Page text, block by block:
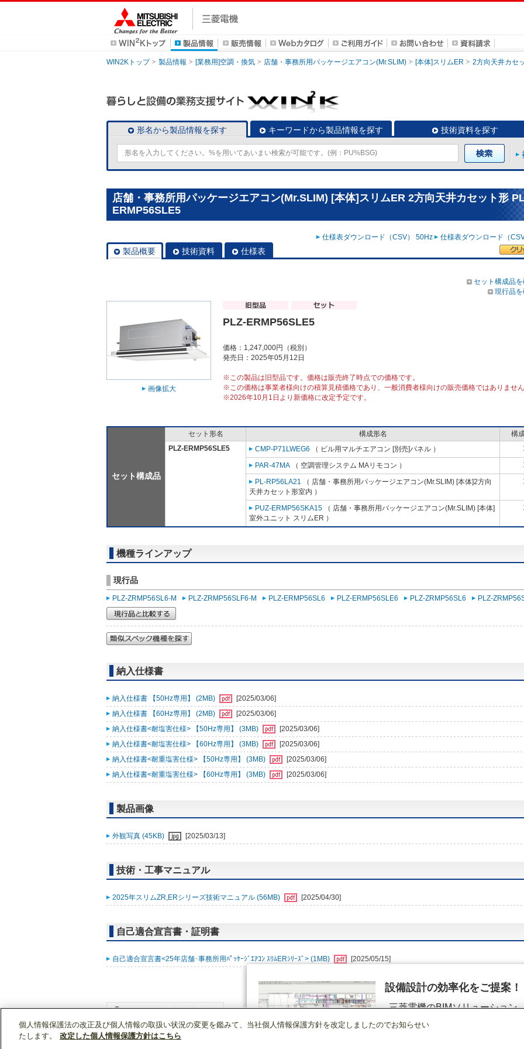
WIN2Kトップ 製品情報 [業務用]空調・換気 店舗・事務所用パッケージエアコン(Mr.SLIM) [本体]スリムER 2方向天井カセ
形名から製品情報を探す キーワードから製品情報を探す 技術資料を探す
店舗・事務所用パッケージエアコン(Mr.SLIM) [本体]スリムER 2方向天井カセット形
ERMP56SLE5
仕様表ダウンロード（CSV） 50Hz 仕様表ダウンロード（
製品概要 技術資料 仕様表
セット構成品
現行品
画像拡大
PLZ-ERMP56SLE5
価格：1,247,000円（税別）
発売日：2025年05月12日
※この製品は旧型品です。価格は販売終了時点での価格です。
※この価格は事業者様向けの積算見積価格であり、一般消費者様向けの販売価格ではありませ
※2026年10月1日より新価格に改定予定です。
セット構成品
セット形名 構成形名
構
PLZ-ERMP56SLE5
CMP-P71LWEG6 （ ビル用マルチエアコン [別売]パネル ）
PAR-47MA （ 空調管理システム MAリモコン ）
PL-RP56LA21 （ 店舗・事務所用パッケージエアコン(Mr.SLIM) [本体]2方向
天井カセット形室内 ）
PUZ-ERMP56SKA15 （ 店舗・事務所用パッケージエアコン(Mr.SLIM) [本体]
室外ユニット スリムER ）
機種ラインアップ
現行品
PLZ-ZRMP56SL6-M PLZ-ZRMP56SLF6-M PLZ-ERMP56SL6 PLZ-ERMP56SLE6 PLZ-ZRMP56SL6 PLZ-
納入仕様書
納入仕様書 【50Hz専用】 (2MB)
[2025/03/06]
納入仕様書 【60Hz専用】 (2MB)
[2025/03/06]
納入仕様書<耐塩害仕様> 【50Hz専用】 (3MB)
[2025/03/06]
納入仕様書<耐塩害仕様> 【60Hz専用】 (3MB)
[2025/03/06]
納入仕様書<耐重塩害仕様> 【50Hz専用】 (3MB)
[2025/03/06]
納入仕様書<耐重塩害仕様> 【60Hz専用】 (3MB)
[2025/03/06]
製品画像
外観写真 (45KB) [2025/03/13]
技術・工事マニュアル
2025年スリムZR,ERシリーズ技術マニュアル (56MB) [2025/04/30]
自己適合宣言書・証明書
自己適合宣言書<25年店舗･事務所用ﾊﾟｯｹｰｼﾞｴｱｺﾝ ｽﾘﾑERｼﾘｰｽﾞ> (1MB) [2025/05/15]
WIN2Kトップ 製品情報
設備設計の効率化をご提案！
三菱電機のBIMソリューション
（空調.換気.照明）
個人情報保護法の改正及び個人情報の取扱い状況の変更を鑑みて、当社個人情報保護方針を改定しましたのでお知らせい
たします。
改定した個人情報保護方針はこちら